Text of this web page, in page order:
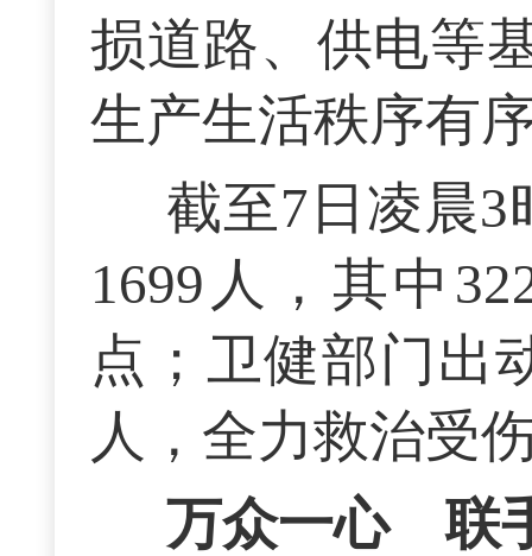
损道路、供电等
生产生活秩序有
截至7日凌晨3
1699人，其中
点；卫健部门出
人，全力救治受
万众一心 联